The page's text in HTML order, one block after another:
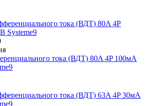
тока (ВДТ) 80A 4P 100мА